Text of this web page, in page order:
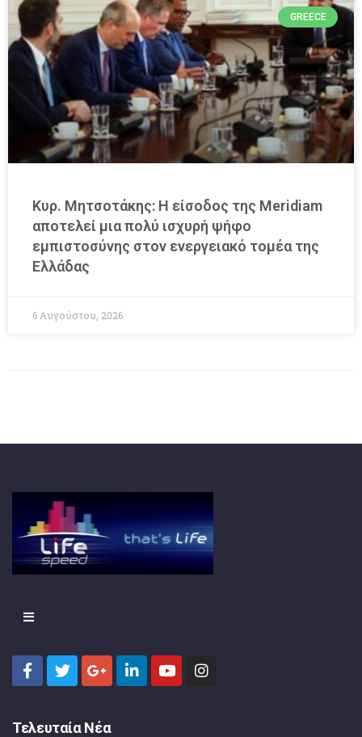
GREECE
Κυρ. Μητσοτάκης: Η είσοδος της Meridiam
αποτελεί μια πολύ ισχυρή ψήφο
εμπιστοσύνης στον ενεργειακό τομέα της
Ελλάδας
6 Αυγούστου, 2026
Τελευταία Νέα